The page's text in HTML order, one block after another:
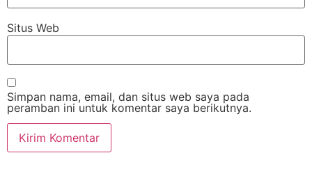
Situs Web
Simpan nama, email, dan situs web saya pada
peramban ini untuk komentar saya berikutnya.